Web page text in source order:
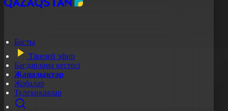
Басты
Тікелей эфир
Бағдарлама кестесі
Жаңалықтар
Жобалар
Телехикаялар